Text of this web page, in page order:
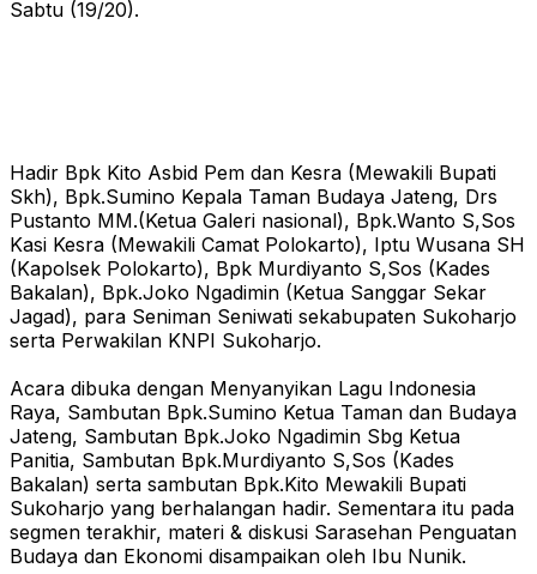
Sabtu (19/20).
Hadir Bpk Kito Asbid Pem dan Kesra (Mewakili Bupati
Skh), Bpk.Sumino Kepala Taman Budaya Jateng, Drs
Pustanto MM.(Ketua Galeri nasional), Bpk.Wanto S,Sos
Kasi Kesra (Mewakili Camat Polokarto), Iptu Wusana SH
(Kapolsek Polokarto), Bpk Murdiyanto S,Sos (Kades
Bakalan), Bpk.Joko Ngadimin (Ketua Sanggar Sekar
Jagad), para Seniman Seniwati sekabupaten Sukoharjo
serta Perwakilan KNPI Sukoharjo.
Acara dibuka dengan Menyanyikan Lagu Indonesia
Raya, Sambutan Bpk.Sumino Ketua Taman dan Budaya
Jateng, Sambutan Bpk.Joko Ngadimin Sbg Ketua
Panitia, Sambutan Bpk.Murdiyanto S,Sos (Kades
Bakalan) serta sambutan Bpk.Kito Mewakili Bupati
Sukoharjo yang berhalangan hadir. Sementara itu pada
segmen terakhir, materi & diskusi Sarasehan Penguatan
Budaya dan Ekonomi disampaikan oleh Ibu Nunik.